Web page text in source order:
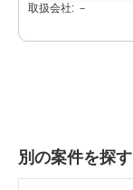
取扱会社: －
別の案件を探す